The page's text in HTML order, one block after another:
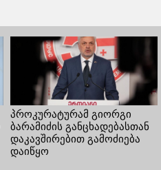
პროკურატურამ გიორგი
ბარამიძის განცხადებასთან
დაკავშირებით გამოძიება
დაიწყო